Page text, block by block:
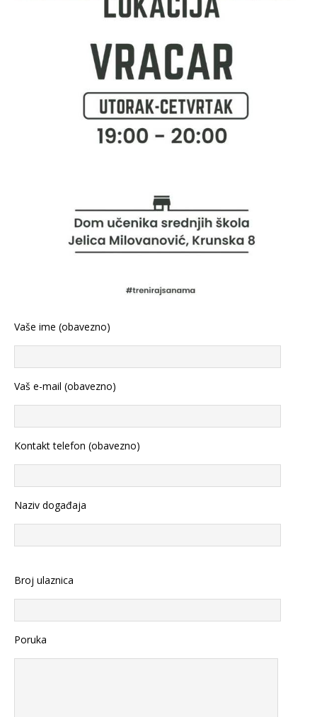
Vaše ime (obavezno)
Vaš e-mail (obavezno)
Kontakt telefon (obavezno)
Naziv događaja
Broj ulaznica
Poruka